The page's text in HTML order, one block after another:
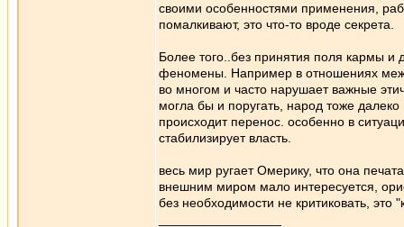
своими особенностями применения,
помалкивают, это что-то вроде секрета.
Более того..без принятия поля кармы и
феномены. Например в отношениях
во многом и часто нарушает важные
могла бы и поругать, народ тоже
происходит перенос. особенно в
стабилизирует власть.
весь мир ругает Омерику, что она
внешним миром мало интересуется,
без необходимости не критиковать, это